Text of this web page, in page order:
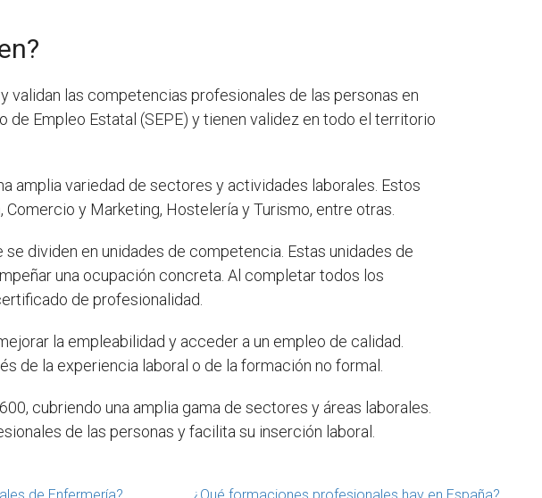
las competencias profesionales de las personas en
Empleo Estatal (SEPE) y tienen validez en todo el territorio
amplia variedad de sectores y actividades laborales. Estos
y Marketing, Hostelería y Turismo, entre otras.
dividen en unidades de competencia. Estas unidades de
una ocupación concreta. Al completar todos los
de profesionalidad.
la empleabilidad y acceder a un empleo de calidad.
de la experiencia laboral o de la formación no formal.
cubriendo una amplia gama de sectores y áreas laborales.
de las personas y facilita su inserción laboral.